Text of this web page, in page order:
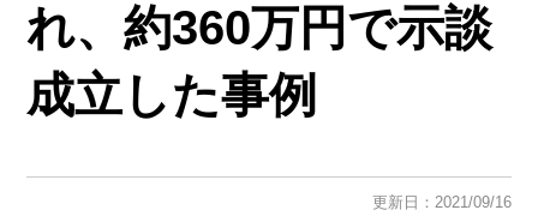
れ、約360万円で示談
成立した事例
更新日：2021/09/16